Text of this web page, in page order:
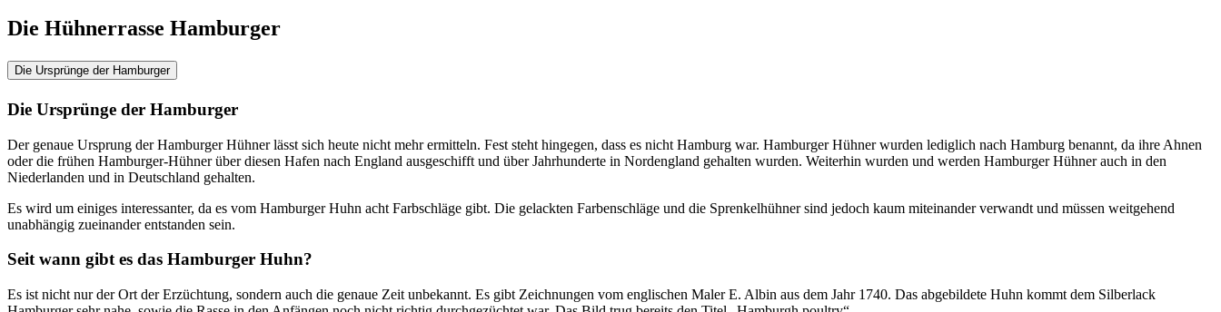
Die Hühnerrasse Hamburger
Die Ursprünge der Hamburger
Die Ursprünge der Hamburger
Der genaue Ursprung der Hamburger Hühner lässt sich heute nicht mehr ermitteln. Fest steht hingegen, dass es nicht Hamburg war. Hamburger Hühner wurden lediglich nach Hamburg benannt, da ihre Ahnen
oder die frühen Hamburger-Hühner über diesen Hafen nach England ausgeschifft und über Jahrhunderte in Nordengland gehalten wurden. Weiterhin wurden und werden Hamburger Hühner auch in den
Niederlanden und in Deutschland gehalten.
Es wird um einiges interessanter, da es vom Hamburger Huhn acht Farbschläge gibt. Die gelackten Farbenschläge und die Sprenkelhühner sind jedoch kaum miteinander verwandt und müssen weitgehend
unabhängig zueinander entstanden sein.
Seit wann gibt es das Hamburger Huhn?
Es ist nicht nur der Ort der Erzüchtung, sondern auch die genaue Zeit unbekannt. Es gibt Zeichnungen vom englischen Maler E. Albin aus dem Jahr 1740. Das abgebildete Huhn kommt dem Silberlack